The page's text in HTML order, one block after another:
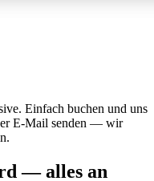
Einfach buchen und uns
E-Mail senden — wir
— alles an